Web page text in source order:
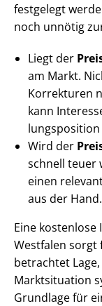
festgelegt
noch unnötig
Liegt der
am Markt.
Korrekturen
kann
Wird der
schnell teuer
einen
aus der Hand.
Eine
Westfalen sorgt
betrachtet
Marktsituation
Grundlage für